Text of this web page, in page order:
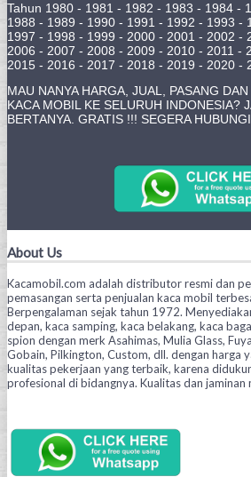
Tahun 1980 - 1981 - 1982 - 1983 - 1984 -
1988 - 1989 - 1990 - 1991 - 1992 - 1993 -
1997 - 1998 - 1999 - 2000 - 2001 - 2002 -
2006 - 2007 - 2008 - 2009 - 2010 - 2011 -
2015 - 2016 - 2017 - 2018 - 2019 - 2020 -
MAU NANYA HARGA, JUAL, PASANG
KACA MOBIL KE SELURUH INDONESIA?
BERTANYA. GRATIS !!! SEGERA
About Us
Kacamobil.com adalah distributor resmi dan
pemasangan serta penjualan kaca mobil
Berpengalaman sejak tahun 1972.
depan, kaca samping, kaca belakang, kaca
spion dengan merk Asahimas, Mulia Glass,
Gobain, Pilkington, Custom, dll. dengan harga
kualitas pekerjaan yang terbaik, karena
profesional di bidangnya. Kualitas dan jaminan